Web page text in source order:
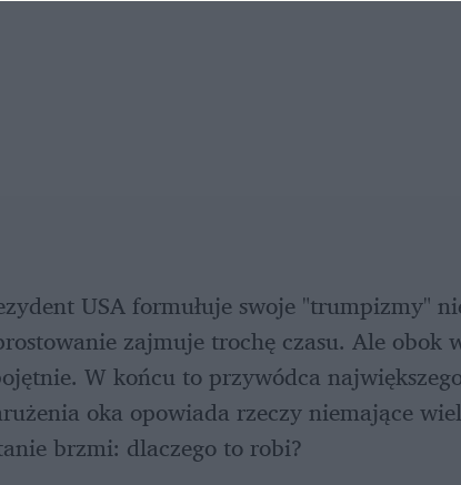
USA formułuje swoje "trumpizmy"
zajmuje trochę czasu. Ale obok
W końcu to przywódca
oka opowiada rzeczy niemające
brzmi: dlaczego to robi?